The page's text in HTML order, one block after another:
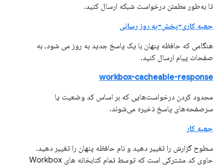
تا به‌طور مطمئن درخواست شبکه ارسال کنید.
جعبه کاری-پخش-به روز رسانی
هنگامی که حافظه پنهان با یک پاسخ جدید به روز می شود، به
صفحات پیام ارسال کنید.
workbox-cacheable-response
محدود کردن درخواست‌هایی که بر اساس کد وضعیت یا
سرصفحه‌های پاسخ ذخیره می‌شوند.
جعبه کار
سطوح گزارش را تغییر دهید و نام حافظه پنهان را تغییر دهید.
حاوی کد مشترکی است که توسط تمام کتابخانه های Workbox